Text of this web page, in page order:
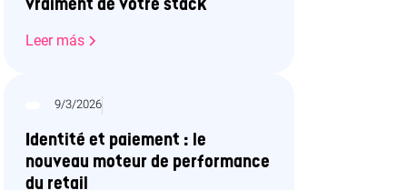
vraiment de votre stack
Leer más
9/3/2026
Identité et paiement : le
nouveau moteur de performance
du retail